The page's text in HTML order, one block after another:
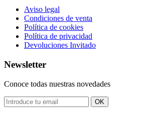
Aviso legal
Condiciones de venta
Política de cookies
Política de privacidad
Devoluciones Invitado
Newsletter
Conoce todas nuestras novedades
OK